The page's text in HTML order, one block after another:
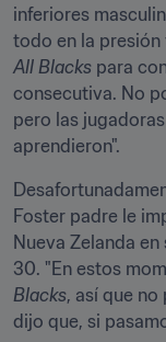
inferiores
All Blacks para
consecutiva. No
pero las
aprendieron".
Foster padre le
Nueva Zelanda
30. "En estos
Blacks, así que
dijo que, si